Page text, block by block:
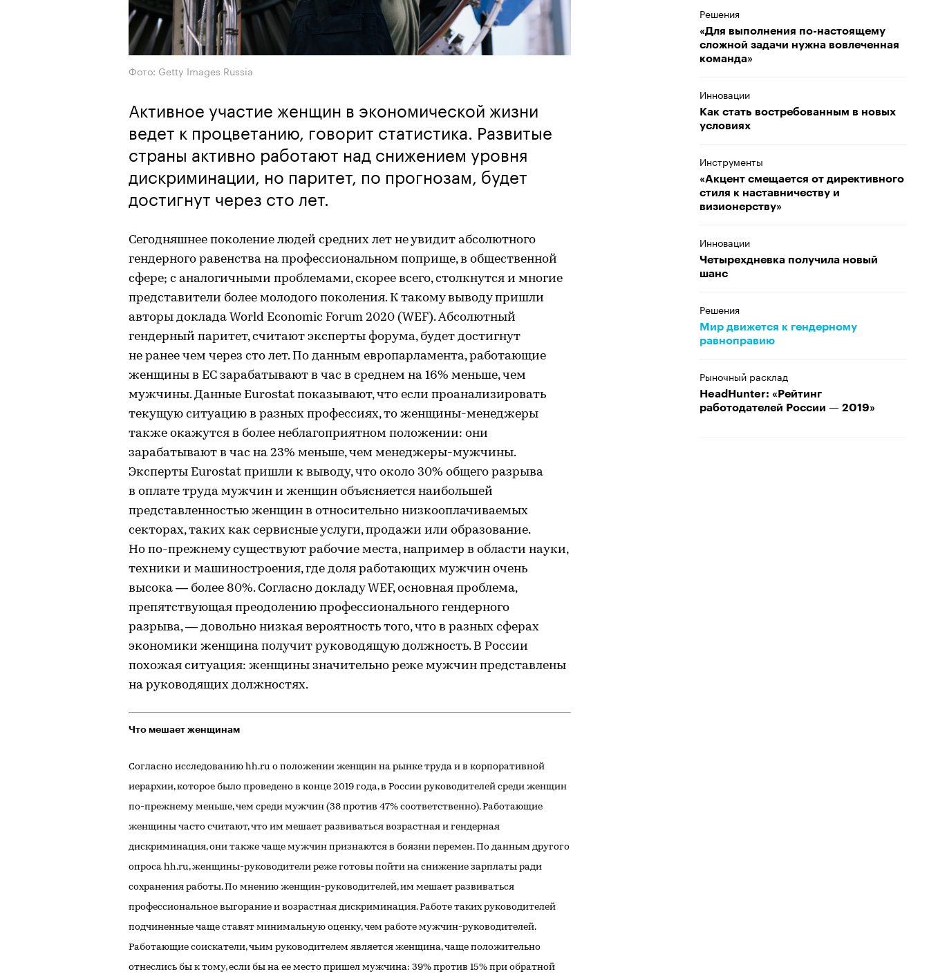
Фото: Getty Images Russia
Активное участие женщин в экономической жизни
ведет к процветанию, говорит статистика. Развитые
страны активно работают над снижением уровня
дискриминации, но паритет, по прогнозам, будет
достигнут через сто лет.
Сегодняшнее поколение людей средних лет не увидит абсолютного
гендерного равенства на профессиональном поприще, в общественной
сфере; с аналогичными проблемами, скорее всего, столкнутся и многие
представители более молодого поколения. К такому выводу пришли
авторы доклада World Economic Forum 2020 (WEF). Абсолютный
гендерный паритет, считают эксперты форума, будет достигнут
не ранее чем через сто лет. По данным европарламента, работающие
женщины в ЕС зарабатывают в час в среднем на 16% меньше, чем
мужчины. Данные Eurostat показывают, что если проанализировать
текущую ситуацию в разных профессиях, то женщины-менеджеры
также окажутся в более неблагоприятном положении: они
зарабатывают в час на 23% меньше, чем менеджеры-мужчины.
Эксперты Eurostat пришли к выводу, что около 30% общего разрыва
в оплате труда мужчин и женщин объясняется наибольшей
представленностью женщин в относительно низкооплачиваемых
секторах, таких как сервисные услуги, продажи или образование.
Но по-прежнему существуют рабочие места, например в области науки,
техники и машиностроения, где доля работающих мужчин очень
высока — более 80%. Согласно докладу WEF, основная проблема,
препятствующая преодолению профессионального гендерного
разрыва, — довольно низкая вероятность того, что в разных сферах
экономики женщина получит руководящую должность. В России
похожая ситуация: женщины значительно реже мужчин представлены
на руководящих должностях.
Что мешает женщинам
Согласно исследованию hh.ru о положении женщин на рынке труда и в корпоративной
иерархии, которое было проведено в конце 2019 года, в России руководителей среди женщин
по-прежнему меньше, чем среди мужчин (38 против 47% соответственно). Работающие
женщины часто считают, что им мешает развиваться возрастная и гендерная
дискриминация, они также чаще мужчин признаются в боязни перемен. По данным другого
опроса hh.ru, женщины-руководители реже готовы пойти на снижение зарплаты ради
сохранения работы. По мнению женщин-руководителей, им мешает развиваться
профессиональное выгорание и возрастная дискриминация. Работе таких руководителей
подчиненные чаще ставят минимальную оценку, чем работе мужчин-руководителей.
Работающие соискатели, чьим руководителем является женщина, чаще положительно
отнеслись бы к тому, если бы на ее место пришел мужчина: 39% против 15% при обратной
Решения
«Для выполнения по-настоящему
сложной задачи нужна вовлеченная
команда»
Инновации
Как стать востребованным в новых
условиях
Инструменты
«Акцент смещается от директивного
стиля к наставничеству и
визионерству»
Инновации
Четырехдневка получила новый
шанс
Решения
Мир движется к гендерному
равноправию
Рыночный расклад
HeadHunter: «Рейтинг
работодателей России — 2019»